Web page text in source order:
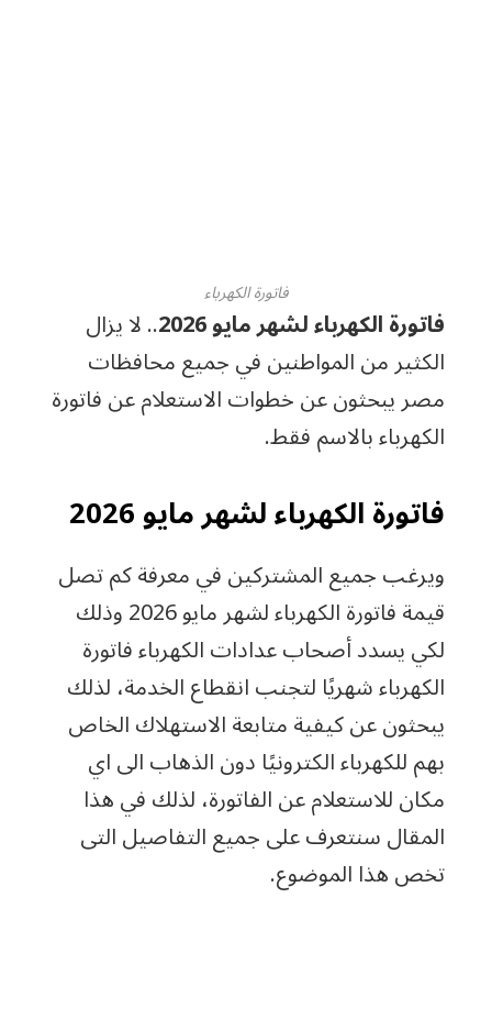
فاتورة الكهرباء
فاتورة الكهرباء لشهر مايو 2026
.. لا يزال
الكثير من المواطنين في جميع محافظات
مصر يبحثون عن خطوات الاستعلام عن فاتورة
الكهرباء بالاسم فقط.
فاتورة الكهرباء لشهر مايو 2026
ويرغب جميع المشتركين في معرفة كم تصل
قيمة فاتورة الكهرباء لشهر مايو 2026 وذلك
لكي يسدد أصحاب عدادات الكهرباء فاتورة
الكهرباء شهريًا لتجنب انقطاع الخدمة، لذلك
يبحثون عن كيفية متابعة الاستهلاك الخاص
بهم للكهرباء الكترونيًا دون الذهاب الى اي
مكان للاستعلام عن الفاتورة، لذلك في هذا
المقال سنتعرف على جميع التفاصيل التى
تخص هذا الموضوع.